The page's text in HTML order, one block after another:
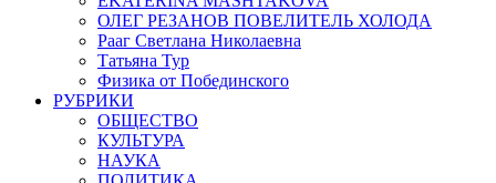
ОЛЕГ РЕЗАНОВ ПОВЕЛИТЕЛЬ ХОЛОДА
Рааг Светлана Николаевна
Татьяна Тур
Физика от Побединского
РУБРИКИ
ОБЩЕСТВО
КУЛЬТУРА
НАУКА